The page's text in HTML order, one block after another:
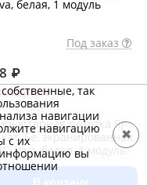
Под заказ
₽
45048
розетка RJ-
5е, экранированная,
Viva, белая, 1 модуль
В корзину
так
навигации
навигацию
с их
вы
✖